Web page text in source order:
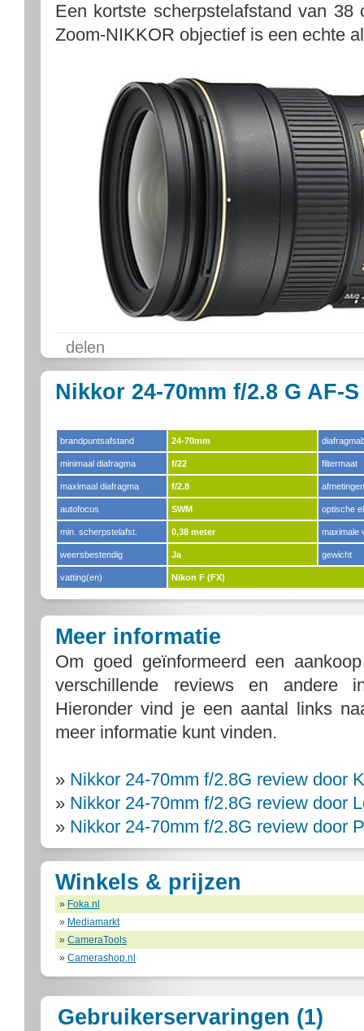
Een kortste scherpstelafstand van
Zoom-NIKKOR objectief is een echte
delen
Nikkor 24-70mm f/2.8 G AF-
brandpuntsafstand 24-70mm
minimaal diafragma f/22 filtermaat
maximaal diafragma f/2.8 afmetingen
autofocus SWM optische
min. scherpstelafst. 0,38 meter maximale
weersbestendig Ja gewicht
vatting(en) Nikon F (FX)
Meer informatie
Om goed geïnformeerd een
verschillende reviews en andere
Hieronder vind je een aantal links
meer informatie kunt vinden.
» Nikkor 24-70mm f/2.8G review door
» Nikkor 24-70mm f/2.8G review door
» Nikkor 24-70mm f/2.8G review door
Winkels & prijzen
» Foka.nl
» Mediamarkt
» CameraTools
» Camerashop.nl
Gebruikerservaringen (1)